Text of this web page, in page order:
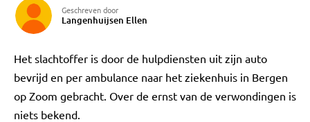
Geschreven door
Langenhuijsen Ellen
Het slachtoffer is door de hulpdiensten uit zijn auto
bevrijd en per ambulance naar het ziekenhuis in Bergen
op Zoom gebracht. Over de ernst van de verwondingen is
niets bekend.